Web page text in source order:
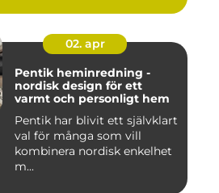
02. apr
Pentik heminredning -
nordisk design för ett
varmt och personligt hem
Pentik har blivit ett självklart
val för många som vill
kombinera nordisk enkelhet
m...